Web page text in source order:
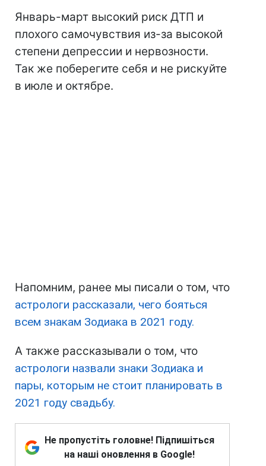
Январь-март высокий риск ДТП и
плохого самочувствия из-за высокой
степени депрессии и нервозности.
Так же поберегите себя и не рискуйте
в июле и октябре.
Напомним, ранее мы писали о том, что
астрологи рассказали, чего бояться
всем знакам Зодиака в 2021 году.
А также рассказывали о том, что
астрологи назвали знаки Зодиака и
пары, которым не стоит планировать в
2021 году свадьбу.
Не пропустіть головне! Підпишіться
на наші оновлення в Google!